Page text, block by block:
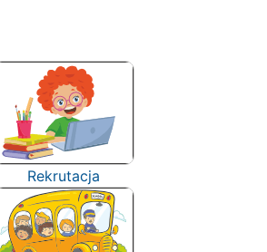
Rekrutacja